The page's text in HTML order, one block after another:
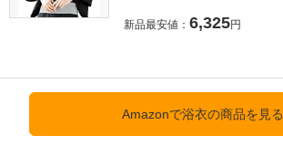
新品最安値： 6,325円
Amazonで浴衣の商品を見る